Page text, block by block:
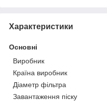
Характеристики
Основні
Виробник
Країна виробник
Діаметр фільтра
Завантаження піску